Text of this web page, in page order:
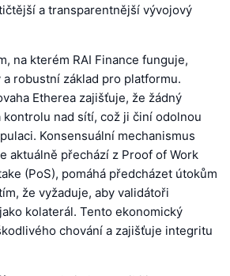
a transparentnější vývojový
na kterém RAI Finance funguje,
robustní základ pro platformu.
Etherea zajišťuje, že žádný
nad sítí, což ji činí odolnou
Konsensuální mechanismus
aktuálně přechází z Proof of Work
(PoS), pomáhá předcházet útokům
že vyžaduje, aby validátoři
kolaterál. Tento ekonomický
chování a zajišťuje integritu